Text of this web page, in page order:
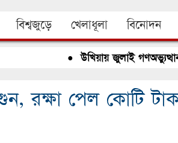
বিশ্বজুড়ে খেলাধূলা বিনোদন
উখিয়ায় জুলাই গণঅভ্যুত্থান
রক্ষা পেল কোটি